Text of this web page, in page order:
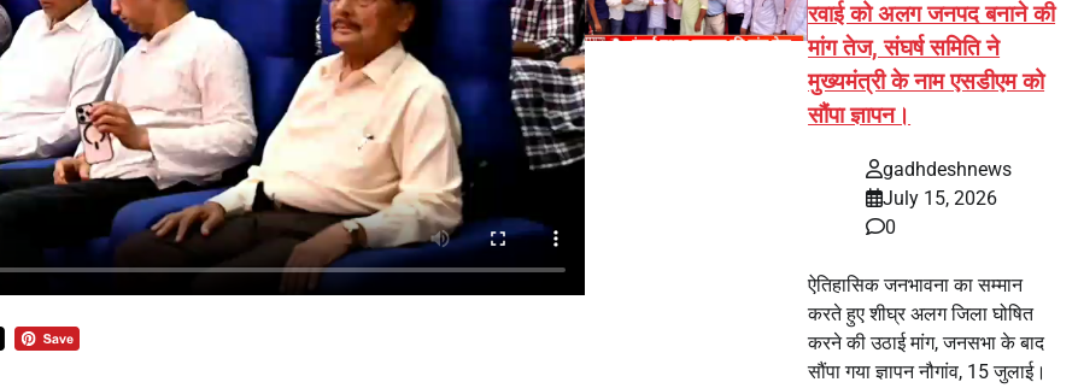
रवाई को अलग जनपद बनाने की
मांग तेज, संघर्ष समिति ने
मुख्यमंत्री के नाम एसडीएम को
सौंपा ज्ञापन।
gadhdeshnews
July 15, 2026
0
ऐतिहासिक जनभावना का सम्मान
करते हुए शीघ्र अलग जिला घोषित
करने की उठाई मांग, जनसभा के बाद
सौंपा गया ज्ञापन नौगांव, 15 जुलाई।